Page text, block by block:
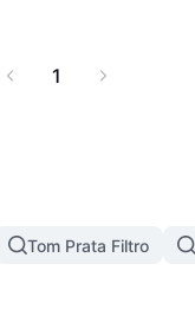
1
Tom Prata Filtro